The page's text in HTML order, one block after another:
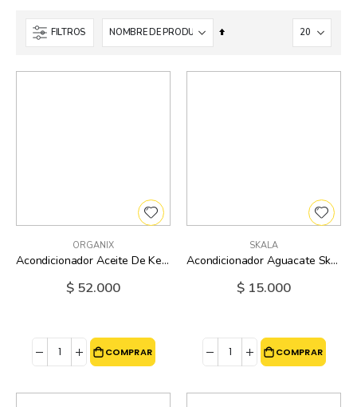
FILTROS
Establecer
ORGANIX
Acondicionador Aceite De Keratina Organix - 13 Oz
$ 52.000
COMPRAR
SKALA
Acondicionador Aguacate Skala - 325 Ml
$ 15.000
COMPRAR